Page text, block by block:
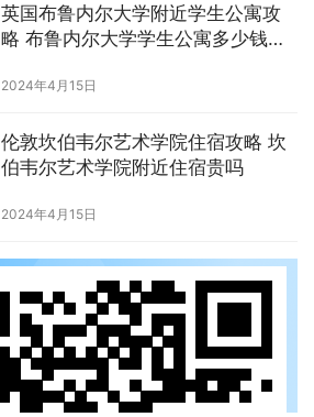
英国布鲁内尔大学附近学生公寓攻
略 布鲁内尔大学学生公寓多少钱一
2024年4月15日
伦敦坎伯韦尔艺术学院住宿攻略 坎
伯韦尔艺术学院附近住宿贵吗
2024年4月15日